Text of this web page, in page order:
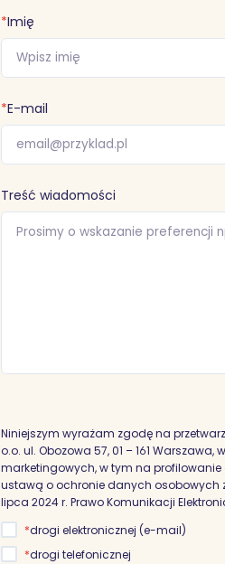
*Imię
*E-mail
Treść wiadomości
Niniejszym wyrażam zgodę na
o.o. ul. Obozowa 57, 01 – 161
marketingowych, w tym na profilowanie
ustawą o ochronie danych osobowych
lipca 2024 r. Prawo Komunikacji
*drogi elektronicznej (e-mail)
*drogi telefonicznej